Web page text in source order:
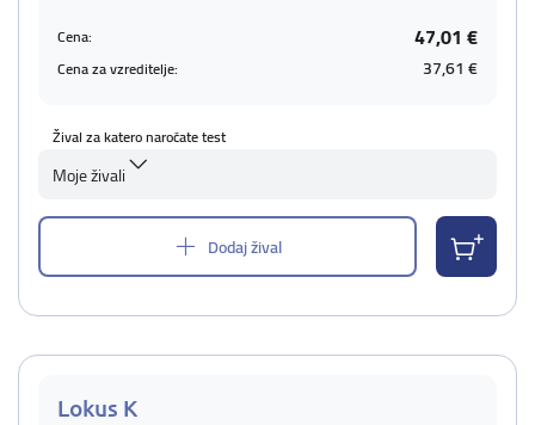
Cena: 47,01 €
Cena za vzreditelje: 37,61 €
Žival za katero naročate test
Moje živali
Dodaj žival
Lokus K